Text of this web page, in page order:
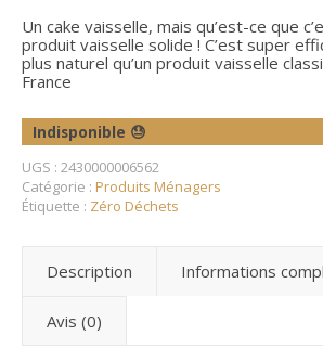
Un cake vaisselle, mais qu’est-ce que
produit vaisselle solide ! C’est super
plus naturel qu’un produit vaisselle
France
Indisponible 😓
UGS : 2430000006562
Catégorie : Produits Ménagers
Étiquette : Zéro Déchets
Description Informations
Avis (0)